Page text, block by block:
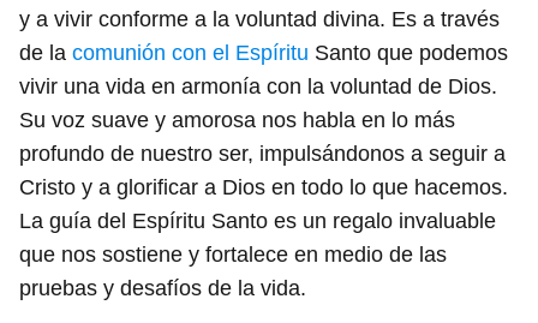
y a vivir conforme a la voluntad divina. Es a través
de la comunión con el Espíritu Santo que podemos
vivir una vida en armonía con la voluntad de Dios.
Su voz suave y amorosa nos habla en lo más
profundo de nuestro ser, impulsándonos a seguir a
Cristo y a glorificar a Dios en todo lo que hacemos.
La guía del Espíritu Santo es un regalo invaluable
que nos sostiene y fortalece en medio de las
pruebas y desafíos de la vida.